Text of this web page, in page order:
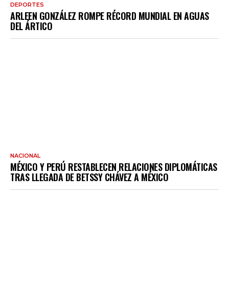
DEPORTES
ARLEEN GONZÁLEZ ROMPE RÉCORD MUNDIAL EN AGUAS
DEL ÁRTICO
NACIONAL
MÉXICO Y PERÚ RESTABLECEN RELACIONES DIPLOMÁTICAS
TRAS LLEGADA DE BETSSY CHÁVEZ A MÉXICO